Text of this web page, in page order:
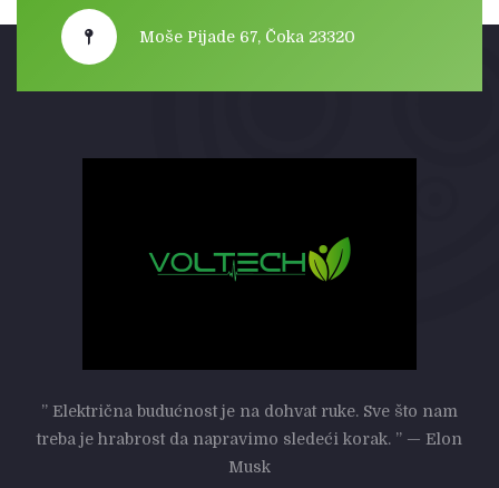
Moše Pijade 67, Čoka 23320
” Električna budućnost je na dohvat ruke. Sve što nam
treba je hrabrost da napravimo sledeći korak. ” — Elon
Musk